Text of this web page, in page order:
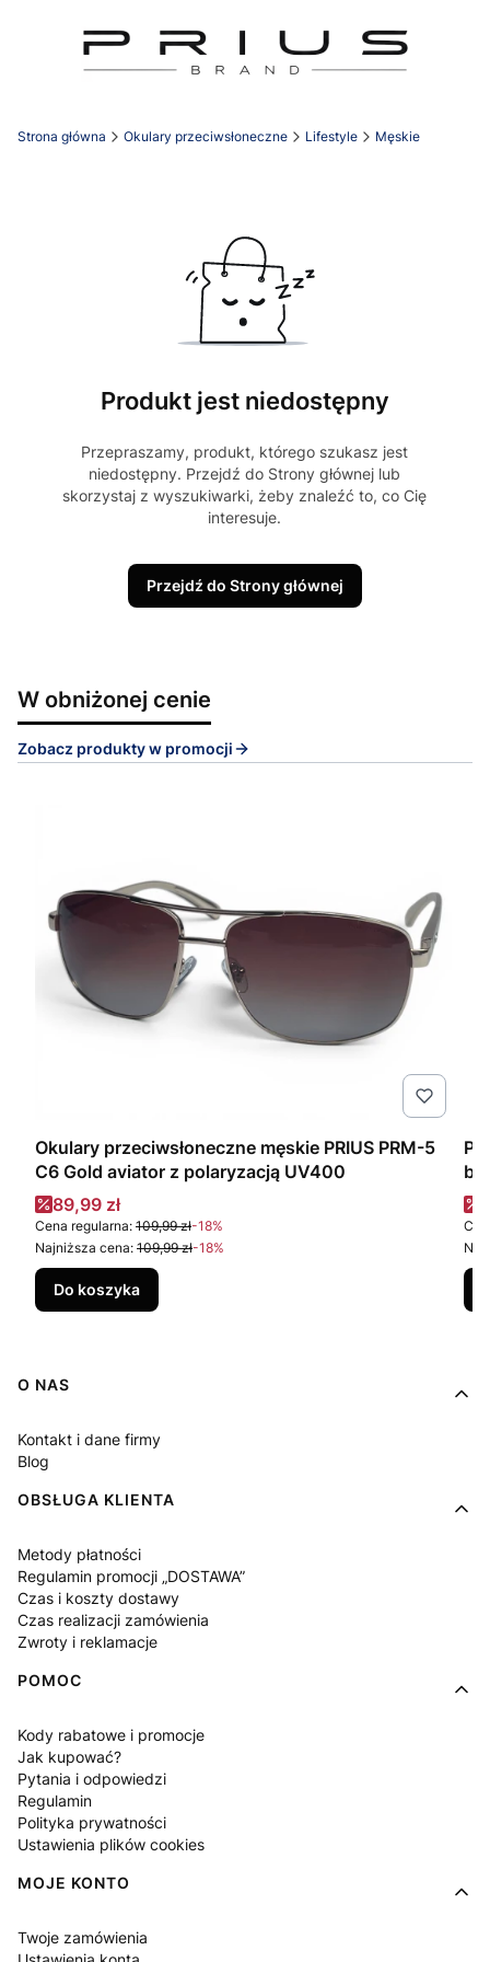
Strona główna Okulary przeciwsłoneczne Lifestyle Męskie
Produkt jest niedostępny
Przepraszamy, produkt, którego szukasz jest
niedostępny. Przejdź do Strony głównej lub
skorzystaj z wyszukiwarki, żeby znaleźć to, co Cię
interesuje.
Przejdź do Strony głównej
W obniżonej cenie
Zobacz produkty w promocji
Okulary przeciwsłoneczne męskie PRIUS PRM-5
C6 Gold aviator z polaryzacją UV400
Cena promocyjna
89,99 zł
Cena regularna: 109,99 zł-18%
Najniższa cena: 109,99 zł-18%
Do koszyka
Linki w stopce
O NAS
Kontakt i dane firmy
Blog
OBSŁUGA KLIENTA
Metody płatności
Regulamin promocji „DOSTAWA”
Czas i koszty dostawy
Czas realizacji zamówienia
Zwroty i reklamacje
POMOC
Kody rabatowe i promocje
Jak kupować?
Pytania i odpowiedzi
Regulamin
Polityka prywatności
Ustawienia plików cookies
MOJE KONTO
Twoje zamówienia